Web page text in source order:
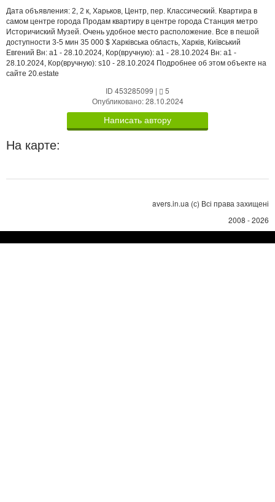
Дата объявления: 2, 2 к, Харьков, Центр, пер. Классический. Квартира в
самом центре города Продам квартиру в центре города Станция метро
Историчиский Музей. Очень удобное место расположение. Все в пешой
доступности 3-5 мин 35 000 $ Харківська область, Харків, Київський
Евгений Вн: a1 - 28.10.2024, Кор(вручную): a1 - 28.10.2024 Вн: a1 -
28.10.2024, Кор(вручную): s10 - 28.10.2024 Подробнее об этом объекте на
сайте 20.estate
ID 453285099 |
5
Опубликовано: 28.10.2024
Написать автору
На карте:
avers.in.ua (с) Всі права захищені
2008 - 2026